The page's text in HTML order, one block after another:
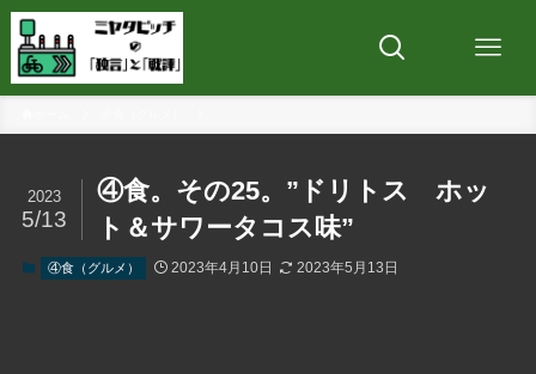
④食。その25。”ドリトス ホッ
ト＆サワータコス味”
2023
5/13
④食（グルメ） 2023年4月10日 2023年5月13日